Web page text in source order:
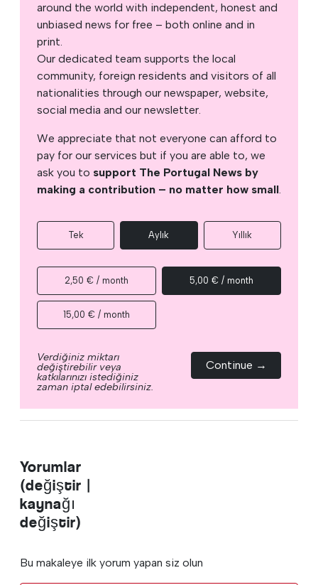
around the world with independent, honest and
unbiased news for free – both online and in
print.
Our dedicated team supports the local
community, foreign residents and visitors of all
nationalities through our newspaper, website,
social media and our newsletter.
We appreciate that not everyone can afford to
pay for our services but if you are able to, we
ask you to support The Portugal News by
making a contribution – no matter how small.
Tek Aylık Yıllık
2,50 € / month 5,00 € / month
15,00 € / month
Verdiğiniz miktarı
değiştirebilir veya
katkılarınızı istediğiniz
zaman iptal edebilirsiniz.
Continue →
Yorumlar
(değiştir |
kaynağı
değiştir)
Bu makaleye ilk yorum yapan siz olun